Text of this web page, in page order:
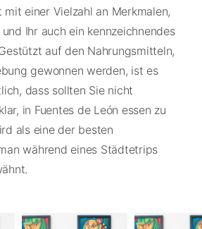
mit einer Vielzahl an Merkmalen,
Ihr auch ein kennzeichnendes
auf den Nahrungsmitteln,
gewonnen werden, ist es
dass sollten Sie nicht
in Fuentes de León essen zu
als eine der besten
während eines Städtetrips